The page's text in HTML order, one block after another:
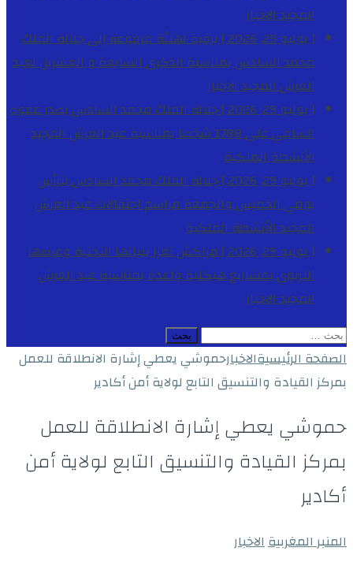
المجيدالاخبار
[ يوليو 29, 2026 ]
برقية تهنئة مرفوعة إلى جلالة الملك
محمد السادس بمناسبة الذكرى السابعة و العشرين لعيد
العرش المجيدالاخبار
[ يوليو 29, 2026 ]
جلالة الملك محمد السادس يصدر عفوه
السامي على 1788 شخصا بمناسبة عيد العرش المجيد
الأنشطة الملكية
[ يوليو 29, 2026 ]
جلالة الملك محمد السادس يترأس
يومي الخميس والجمعة مراسم احتفالات عيد العرش
المجيدالأنشطة الملكية
[ يوليو 29, 2026 ]
مراكش تعزز بنياتها التحتية وعرضها
التربوي بمشاريع هيكلية واعدة بمناسبة عيد العرش
المجيدالاخبار
البحث
عن:
الصفحة الرئيسيةالاخبارحموشي يعطي إشارة الانطلاقة للعمل
بمركز القيادة والتنسيق التابع لولاية أمن أكادير
حموشي يعطي إشارة الانطلاقة للعمل
بمركز القيادة والتنسيق التابع لولاية أمن
أكادير
المنبر المغربيةالاخبار